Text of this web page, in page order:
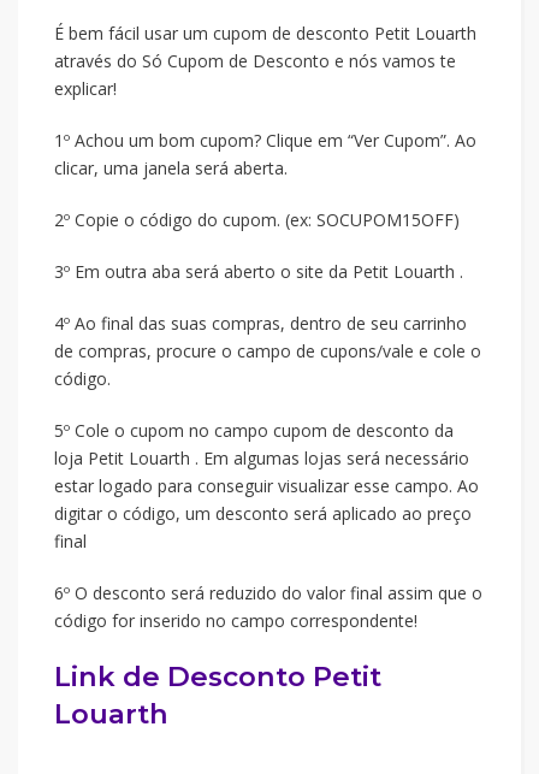
É bem fácil usar um cupom de desconto Petit Louarth
através do Só Cupom de Desconto e nós vamos te
explicar!
1º Achou um bom cupom? Clique em “Ver Cupom”. Ao
clicar, uma janela será aberta.
2º Copie o código do cupom. (ex: SOCUPOM15OFF)
3º Em outra aba será aberto o site da Petit Louarth .
4º Ao final das suas compras, dentro de seu carrinho
de compras, procure o campo de cupons/vale e cole o
código.
5º Cole o cupom no campo cupom de desconto da
loja Petit Louarth . Em algumas lojas será necessário
estar logado para conseguir visualizar esse campo. Ao
digitar o código, um desconto será aplicado ao preço
final
6º O desconto será reduzido do valor final assim que o
código for inserido no campo correspondente!
Link de Desconto Petit
Louarth